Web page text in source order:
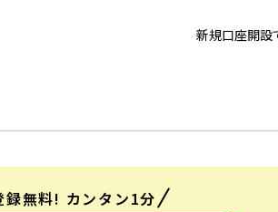
新規口座開設
録無料! カンタン1分